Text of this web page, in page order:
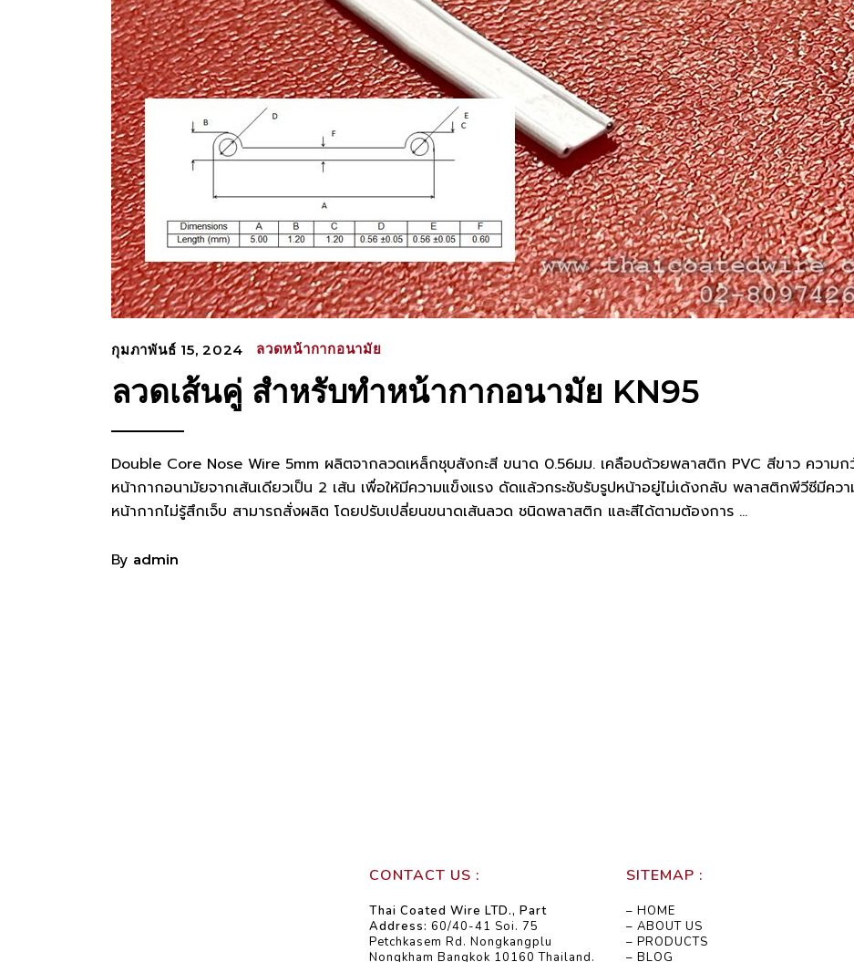
กุมภาพันธ์ 15, 2024 ลวดหน้ากากอนามัย
ลวดเส้นคู่ สำหรับทำหน้ากากอนามัย KN95
Double Core Nose Wire 5mm ผลิตจากลวดเหล็กชุบสังกะสี ขนาด 0.56มม. เคลือบด้วยพลาสติก PVC สีขาว ความก
หน้ากากอนามัยจากเส้นเดียวเป็น 2 เส้น เพื่อให้มีความแข็งแรง ดัดแล้วกระชับรับรูปหน้าอยู่ไม่เด้งกลับ พลาสติกพีวีซีมีคว
หน้ากากไม่รู้สึกเจ็บ สามารถสั่งผลิต โดยปรับเปลี่ยนขนาดเส้นลวด ชนิดพลาสติก และสีได้ตามต้องการ
By admin
CONTACT US :
Thai Coated Wire LTD., Part
Address: 60/40-41 Soi. 75
Petchkasem Rd. Nongkangplu
Nongkham Bangkok 10160 Thailand.
SITEMAP :
– HOME
– ABOUT US
– PRODUCTS
– BLOG